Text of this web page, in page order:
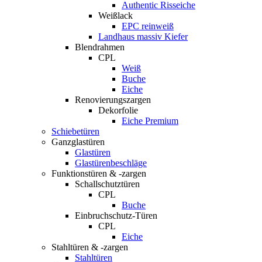
Authentic Risseiche
Weißlack
EPC reinweiß
Landhaus massiv Kiefer
Blendrahmen
CPL
Weiß
Buche
Eiche
Renovierungszargen
Dekorfolie
Eiche Premium
Schiebetüren
Ganzglastüren
Glastüren
Glastürenbeschläge
Funktionstüren & -zargen
Schallschutztüren
CPL
Buche
Einbruchschutz-Türen
CPL
Eiche
Stahltüren & -zargen
Stahltüren